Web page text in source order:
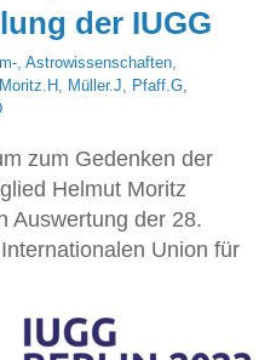
der IUGG
, Astrowissenschaften,
Moritz.H , Müller.J, Pfaff.G,
zum Gedenken der
Helmut Moritz
Auswertung der 28.
Union für